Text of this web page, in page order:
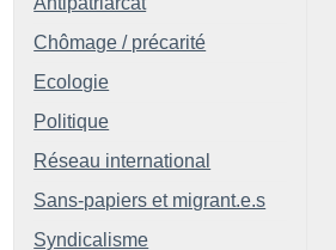
Chômage / précarité
Ecologie
Politique
Réseau international
Sans-papiers et migrant.e.s
Syndicalisme